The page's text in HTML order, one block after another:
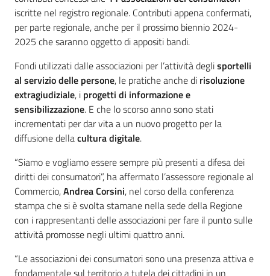
iscritte nel registro regionale. Contributi appena confermati,
per parte regionale, anche per il prossimo biennio 2024-
2025 che saranno oggetto di appositi bandi.
Fondi utilizzati dalle associazioni per l’attività deglisportelli
al servizio delle persone, le pratiche anche di risoluzione
extragiudiziale, i progetti di informazione e
sensibilizzazione. E che lo scorso anno sono stati
incrementati per dar vita a un nuovo progetto per la
diffusione dellacultura digitale.
“Siamo e vogliamo essere sempre più presenti a difesa dei
diritti dei consumatori”, ha affermato l’assessore regionale al
Commercio,Andrea Corsini, nel corso della conferenza
stampa che si è svolta stamane nella sede della Regione
con i rappresentanti delle associazioni per fare il punto sulle
attività promosse negli ultimi quattro anni.
“Le associazioni dei consumatori sono una presenza attiva e
fondamentale sul territorio a tutela dei cittadini in un